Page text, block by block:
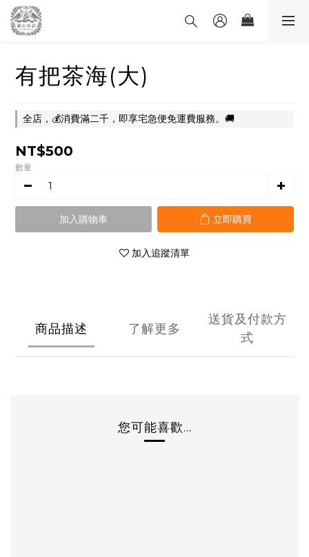
有把茶海(大)
全店，💰消費滿二千，即享宅急便免運費服務。🚚
NT$500
數量
加入購物車 立即購買
加入追蹤清單
商品描述 了解更多
送貨及付款方
式
您可能喜歡...